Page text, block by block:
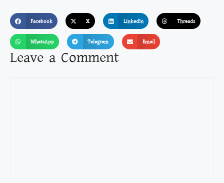
Facebook X LinkedIn Threads
WhatsApp Telegram Email
Leave a Comment